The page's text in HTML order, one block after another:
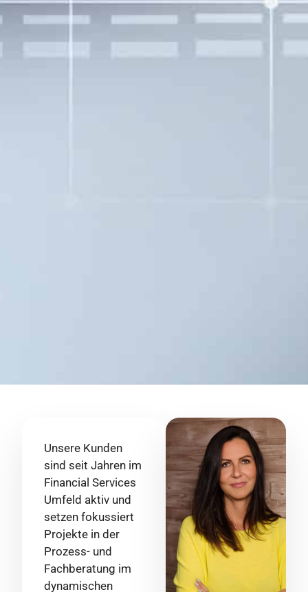
Unsere Kunden
sind seit Jahren im
Financial Services
Umfeld aktiv und
setzen fokussiert
Projekte in der
Prozess- und
Fachberatung im
dynamischen